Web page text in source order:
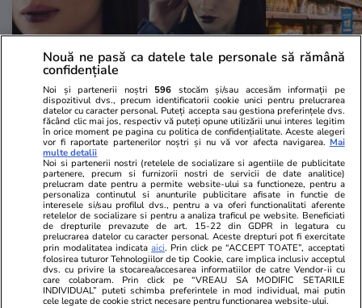
Advertorial
Smart is the new chic: Cum ne
ajută tehnologia să ne reinventăm
Advertorial
Înscrie-te
voucher de
PARTENERI
Nouă ne pasă ca datele tale personale să rămână
confidențiale
Noi și partenerii noștri 596 stocăm și/sau accesăm informații pe
dispozitivul dvs., precum identificatorii cookie unici pentru prelucrarea
datelor cu caracter personal. Puteți accepta sau gestiona preferințele dvs.
făcând clic mai jos, respectiv vă puteți opune utilizării unui interes legitim
în orice moment pe pagina cu politica de confidențialitate. Aceste alegeri
vor fi raportate partenerilor noștri și nu vă vor afecta navigarea. Mai
multe detalii
Noi si partenerii nostri (retelele de socializare si agentiile de publicitate
partenere, precum si furnizorii nostri de servicii de date analitice)
prelucram date pentru a permite website-ului sa functioneze, pentru a
personaliza continutul si anunturile publicitare afisate in functie de
interesele si/sau profilul dvs., pentru a va oferi functionalitati aferente
retelelor de socializare si pentru a analiza traficul pe website. Beneficiati
de drepturile prevazute de art. 15-22 din GDPR in legatura cu
prelucrarea datelor cu caracter personal. Aceste drepturi pot fi exercitate
prin modalitatea indicataaici. Prin click pe “ACCEPT TOATE”, acceptati
folosirea tuturor Tehnologiilor de tip Cookie, care implica inclusiv acceptul
dvs. cu privire la stocarea/accesarea informatiilor de catre Vendor-ii cu
care colaboram. Prin click pe “VREAU SA MODIFIC SETARILE
INDIVIDUAL” puteti schimba preferintele in mod individual, mai putin
cele legate de cookie strict necesare pentru functionarea website-ului.